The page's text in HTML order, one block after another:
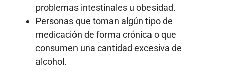
problemas intestinales u obesidad.
Personas que toman algún tipo de
medicación de forma crónica o que
consumen una cantidad excesiva de
alcohol.